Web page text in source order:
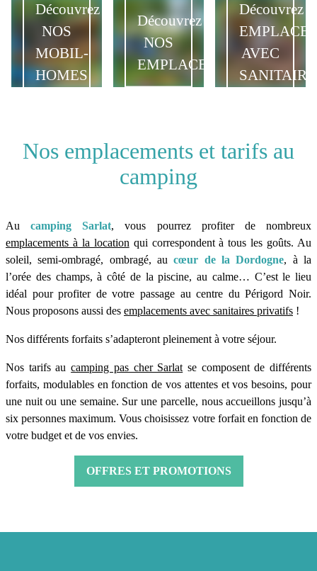
NOS
MOBIL-
HOMES
Découvrez
NOS
EMPLACEMENTS
Découvrez
AVEC
Découvrez
Nos emplacements et tarifs au
camping
Aucamping Sarlat, vous pourrez profiter de nombreux
emplacements à la location qui correspondent à tous les goûts. Au
soleil, semi-ombragé, ombragé, aucœur de la Dordogne, à la
l’orée des champs, à côté de la piscine, au calme… C’est le lieu
idéal pour profiter de votre passage au centre du Périgord Noir.
Nous proposons aussi des emplacements avec sanitaires privatifs !
Nos différents forfaits s’adapteront pleinement à votre séjour.
Nos tarifs aucamping pas cher Sarlat se composent de différents
forfaits, modulables en fonction de vos attentes et vos besoins, pour
une nuit ou une semaine. Sur une parcelle, nous accueillons jusqu’à
six personnes maximum. Vous choisissez votre forfait en fonction de
votre budget et de vos envies.
OFFRES ET PROMOTIONS